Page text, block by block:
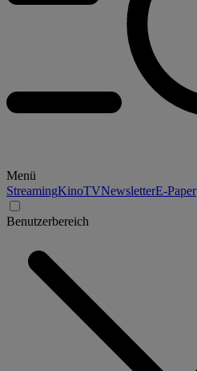
Menü
StreamingKinoTVNewsletterE-Paper
Benutzerbereich